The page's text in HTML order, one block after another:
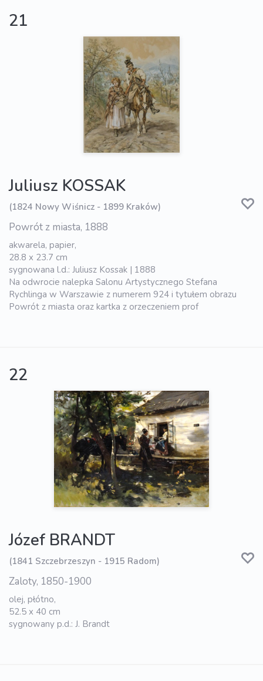
21
Juliusz KOSSAK
(1824 Nowy Wiśnicz - 1899 Kraków)
Powrót z miasta, 1888
akwarela, papier,
28.8 x 23.7 cm
sygnowana l.d.: Juliusz Kossak | 1888
Na odwrocie nalepka Salonu Artystycznego Stefana
Rychlinga w Warszawie z numerem 924 i tytułem obrazu
Powrót z miasta oraz kartka z orzeczeniem prof
22
Józef BRANDT
(1841 Szczebrzeszyn - 1915 Radom)
Zaloty, 1850-1900
olej, płótno,
52.5 x 40 cm
sygnowany p.d.: J. Brandt